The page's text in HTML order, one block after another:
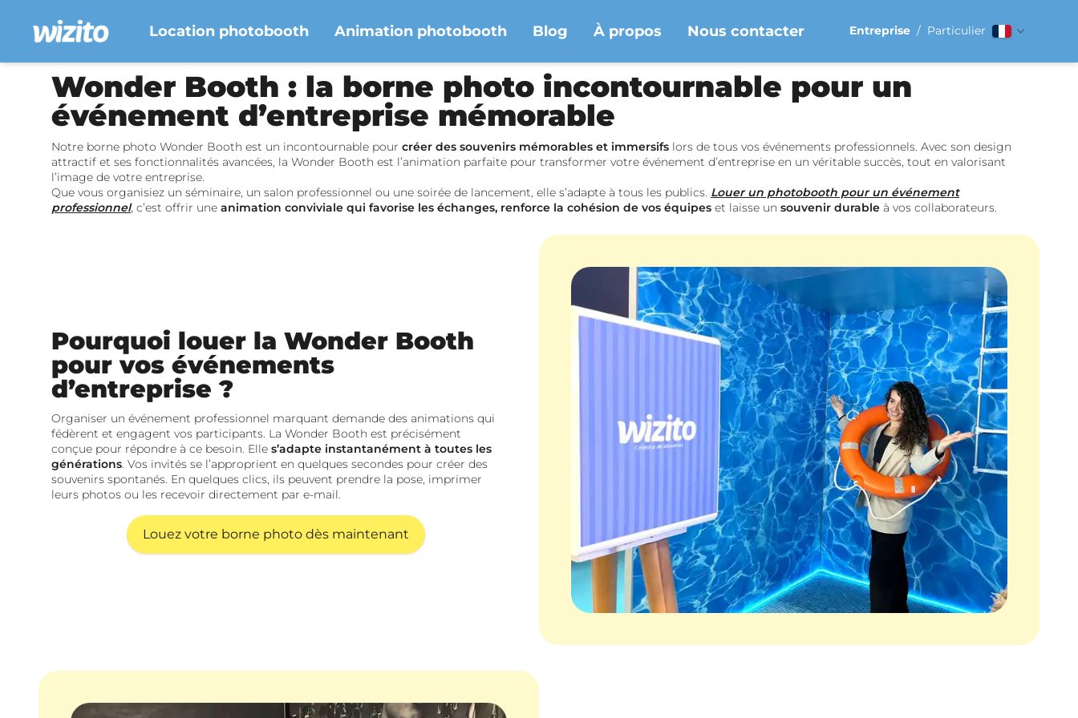
Location photobooth Animation photobooth Blog À propos Nous contacter Entreprise / Particulier
Wonder Booth : la borne photo incontournable pour un
événement d’entreprise mémorable
Notre borne photo Wonder Booth est un incontournable pour créer des souvenirs mémorables et immersifs lors de tous vos événements professionnels. Avec son design
attractif et ses fonctionnalités avancées, la Wonder Booth est l’animation parfaite pour transformer votre événement d’entreprise en un véritable succès, tout en valorisant
l’image de votre entreprise.
Que vous organisiez un séminaire, un salon professionnel ou une soirée de lancement, elle s’adapte à tous les publics. Louer un photobooth pour un événement
professionnel, c’est offrir une animation conviviale qui favorise les échanges, renforce la cohésion de vos équipes et laisse un souvenir durable à vos collaborateurs.
Pourquoi louer la Wonder Booth
pour vos événements
d’entreprise ?
Organiser un événement professionnel marquant demande des animations qui
fédèrent et engagent vos participants. La Wonder Booth est précisément
conçue pour répondre à ce besoin. Elle s’adapte instantanément à toutes les
générations. Vos invités se l’approprient en quelques secondes pour créer des
souvenirs spontanés. En quelques clics, ils peuvent prendre la pose, imprimer
leurs photos ou les recevoir directement par e-mail.
Louez votre borne photo dès maintenant